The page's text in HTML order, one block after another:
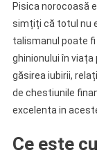
Pisica norocoasă
simțiți că totul nu
talismanul poate
ghinionului în
găsirea iubirii,
de chestiunile
excelenta in
Ce este